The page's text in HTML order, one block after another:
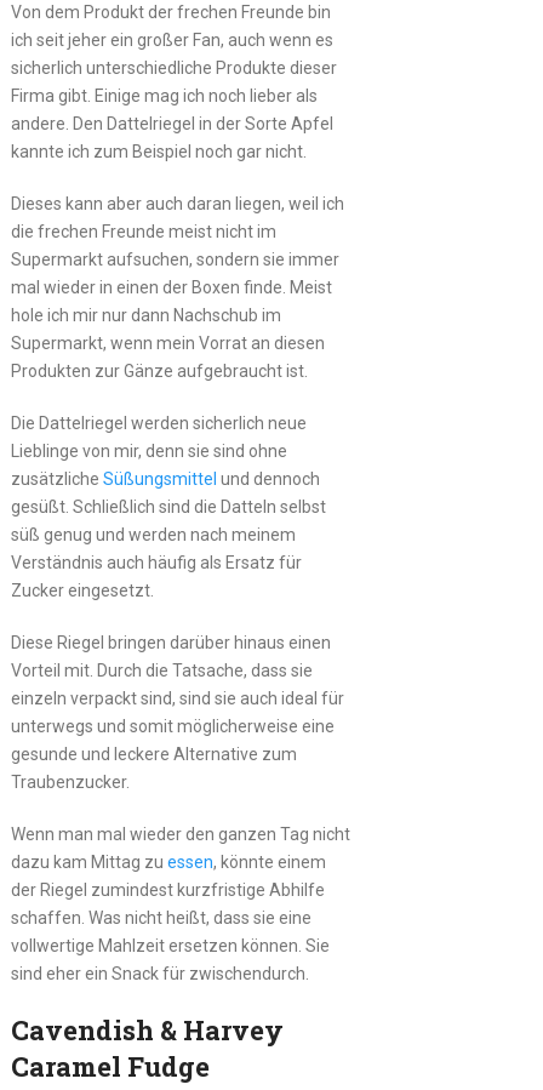
Von dem Produkt der frechen Freunde bin
ich seit jeher ein großer Fan, auch wenn es
sicherlich unterschiedliche Produkte dieser
Firma gibt. Einige mag ich noch lieber als
andere. Den Dattelriegel in der Sorte Apfel
kannte ich zum Beispiel noch gar nicht.
Dieses kann aber auch daran liegen, weil ich
die frechen Freunde meist nicht im
Supermarkt aufsuchen, sondern sie immer
mal wieder in einen der Boxen finde. Meist
hole ich mir nur dann Nachschub im
Supermarkt, wenn mein Vorrat an diesen
Produkten zur Gänze aufgebraucht ist.
Die Dattelriegel werden sicherlich neue
Lieblinge von mir, denn sie sind ohne
zusätzliche Süßungsmittel und dennoch
gesüßt. Schließlich sind die Datteln selbst
süß genug und werden nach meinem
Verständnis auch häufig als Ersatz für
Zucker eingesetzt.
Diese Riegel bringen darüber hinaus einen
Vorteil mit. Durch die Tatsache, dass sie
einzeln verpackt sind, sind sie auch ideal für
unterwegs und somit möglicherweise eine
gesunde und leckere Alternative zum
Traubenzucker.
Wenn man mal wieder den ganzen Tag nicht
dazu kam Mittag zu essen, könnte einem
der Riegel zumindest kurzfristige Abhilfe
schaffen. Was nicht heißt, dass sie eine
vollwertige Mahlzeit ersetzen können. Sie
sind eher ein Snack für zwischendurch.
Cavendish & Harvey
Caramel Fudge